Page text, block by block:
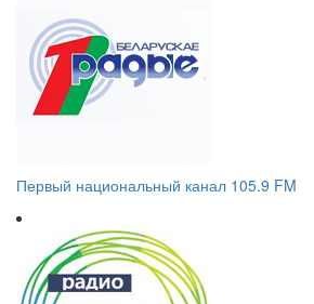
Первый национальный канал 105.9 FM